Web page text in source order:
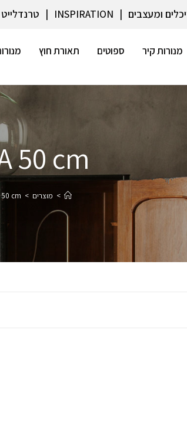
ומעצבים INSPIRATION
מנורות קיר ספוטים תאורת חוץ
50 cm
> מוצרים >
50 cm